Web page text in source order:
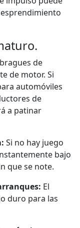
de
de motor. Si
automóviles
de
a patinar
Si no hay juego
bajo
que se note.
El
duro para las